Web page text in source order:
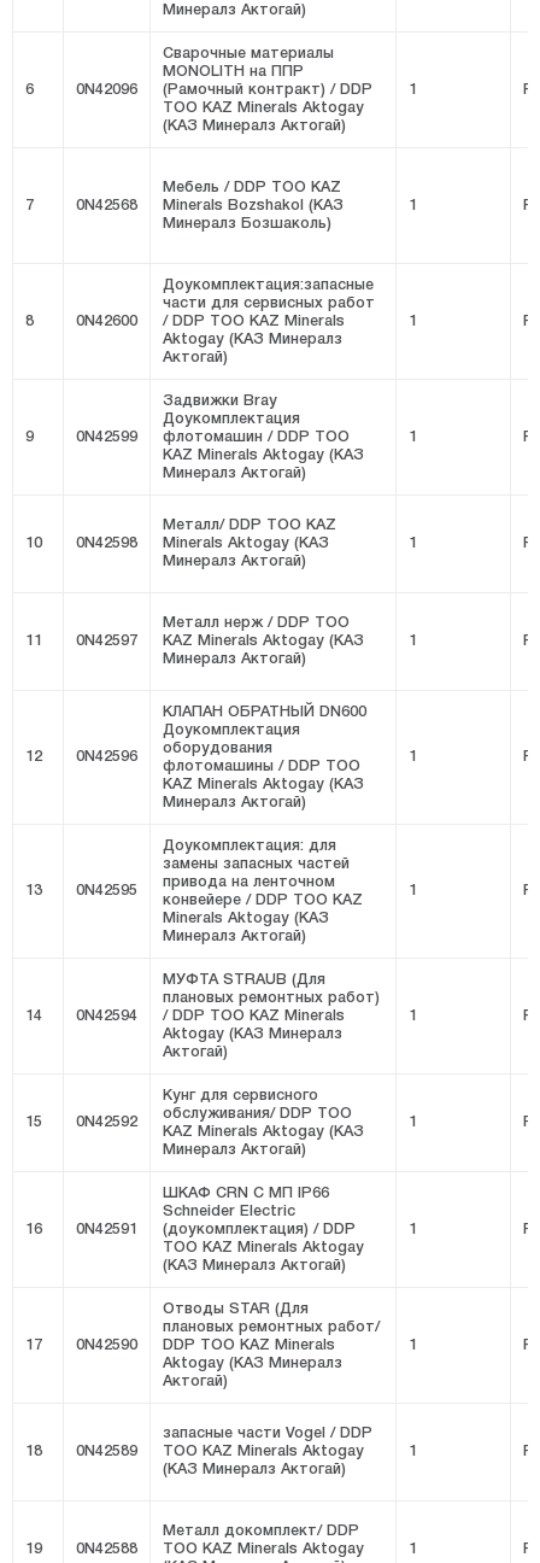
Минералз Актогай)
6 0N42096
Сварочные материалы
MONOLITH на ППР
(Рамочный контракт) / DDP
ТОО KAZ Minerals Aktogay
(КАЗ Минералз Актогай)
1
7 0N42568
Мебель / DDP ТОО KAZ
Minerals Bozshakol (КАЗ
Минералз Бозшаколь)
1
8 0N42600
Доукомплектация:запасные
части для сервисных работ
/ DDP ТОО KAZ Minerals
Aktogay (КАЗ Минералз
Актогай)
1
9 0N42599
Задвижки Bray
Доукомплектация
флотомашин / DDP ТОО
KAZ Minerals Aktogay (КАЗ
Минералз Актогай)
1
10 0N42598
Металл/ DDP ТОО KAZ
Minerals Aktogay (КАЗ
Минералз Актогай)
1
11 0N42597
Металл нерж / DDP ТОО
KAZ Minerals Aktogay (КАЗ
Минералз Актогай)
1
12 0N42596
КЛАПАН ОБРАТНЫЙ DN600
Доукомплектация
оборудования
флотомашины / DDP ТОО
KAZ Minerals Aktogay (КАЗ
Минералз Актогай)
1
13 0N42595
Доукомплектация: для
замены запасных частей
привода на ленточном
конвейере / DDP ТОО KAZ
Minerals Aktogay (КАЗ
Минералз Актогай)
1
14 0N42594
МУФТА STRAUB (Для
плановых ремонтных работ)
/ DDP ТОО KAZ Minerals
Aktogay (КАЗ Минералз
Актогай)
1
15 0N42592
Кунг для сервисного
обслуживания/ DDP ТОО
KAZ Minerals Aktogay (КАЗ
Минералз Актогай)
1
16 0N42591
ШКАФ CRN C МП IP66
Schneider Electric
(доукомплектация) / DDP
ТОО KAZ Minerals Aktogay
(КАЗ Минералз Актогай)
1
17 0N42590
Отводы STAR (Для
плановых ремонтных работ/
DDP ТОО KAZ Minerals
Aktogay (КАЗ Минералз
Актогай)
1
18 0N42589
запасные части Vogel / DDP
ТОО KAZ Minerals Aktogay
(КАЗ Минералз Актогай)
1
19 0N42588
Металл докомплект/ DDP
ТОО KAZ Minerals Aktogay
1